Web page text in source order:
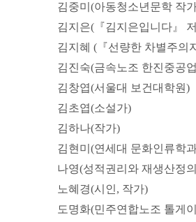
김중미(아동청소년문학 작
김지은(『김지은입니다』
김지혜 (『선량한 차별주의
김진숙(금속노조 한진중공
김창엽(서울대 보건대학원)
김초엽(소설가)
김하나(작가)
김현미(연세대 문화인류학
나영(성적권리와 재생산정
노혜경(시인, 작가)
도명화(민주연합노조 톨게